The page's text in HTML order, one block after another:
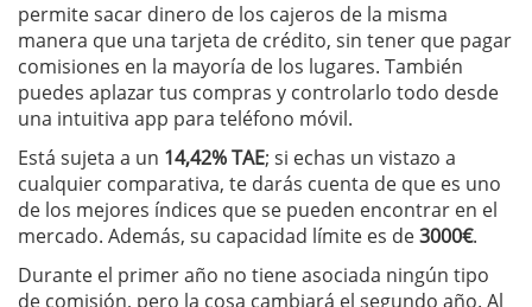
permite sacar dinero de los cajeros de la misma
manera que una tarjeta de crédito, sin tener que pagar
comisiones en la mayoría de los lugares. También
puedes aplazar tus compras y controlarlo todo desde
una intuitiva app para teléfono móvil.
Está sujeta a un 14,42% TAE; si echas un vistazo a
cualquier comparativa, te darás cuenta de que es uno
de los mejores índices que se pueden encontrar en el
mercado. Además, su capacidad límite es de3000€.
Durante el primer año no tiene asociada ningún tipo
de comisión, pero la cosa cambiará el segundo año. Al